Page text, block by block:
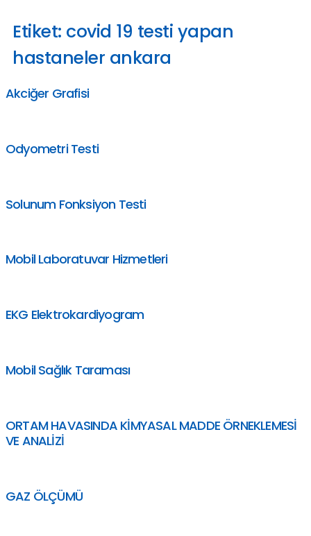
Etiket: covid 19 testi yapan
hastaneler ankara
Akciğer Grafisi
Odyometri Testi
Solunum Fonksiyon Testi
Mobil Laboratuvar Hizmetleri
EKG Elektrokardiyogram
Mobil Sağlık Taraması
ORTAM HAVASINDA KİMYASAL MADDE ÖRNEKLEMESİ
VE ANALİZİ
GAZ ÖLÇÜMÜ